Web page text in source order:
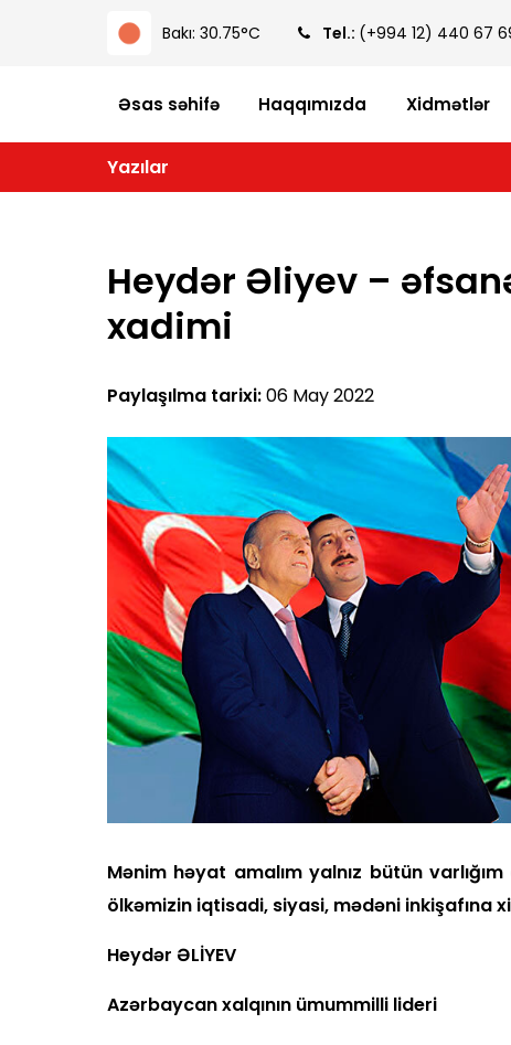
Bakı: 30.75°C Tel.: (+994 12) 440 67
Əsas səhifə Haqqımızda Xidmətlər
Yazılar
Heydər Əliyev –
xadimi
Paylaşılma tarixi:06 May 2022
Mənim həyat amalım yalnız bütün
ölkəmizin iqtisa­di, siyasi, mədəni inkişafına
Heydər ƏLİYEV
Azərbaycan xalqının ümummilli lideri